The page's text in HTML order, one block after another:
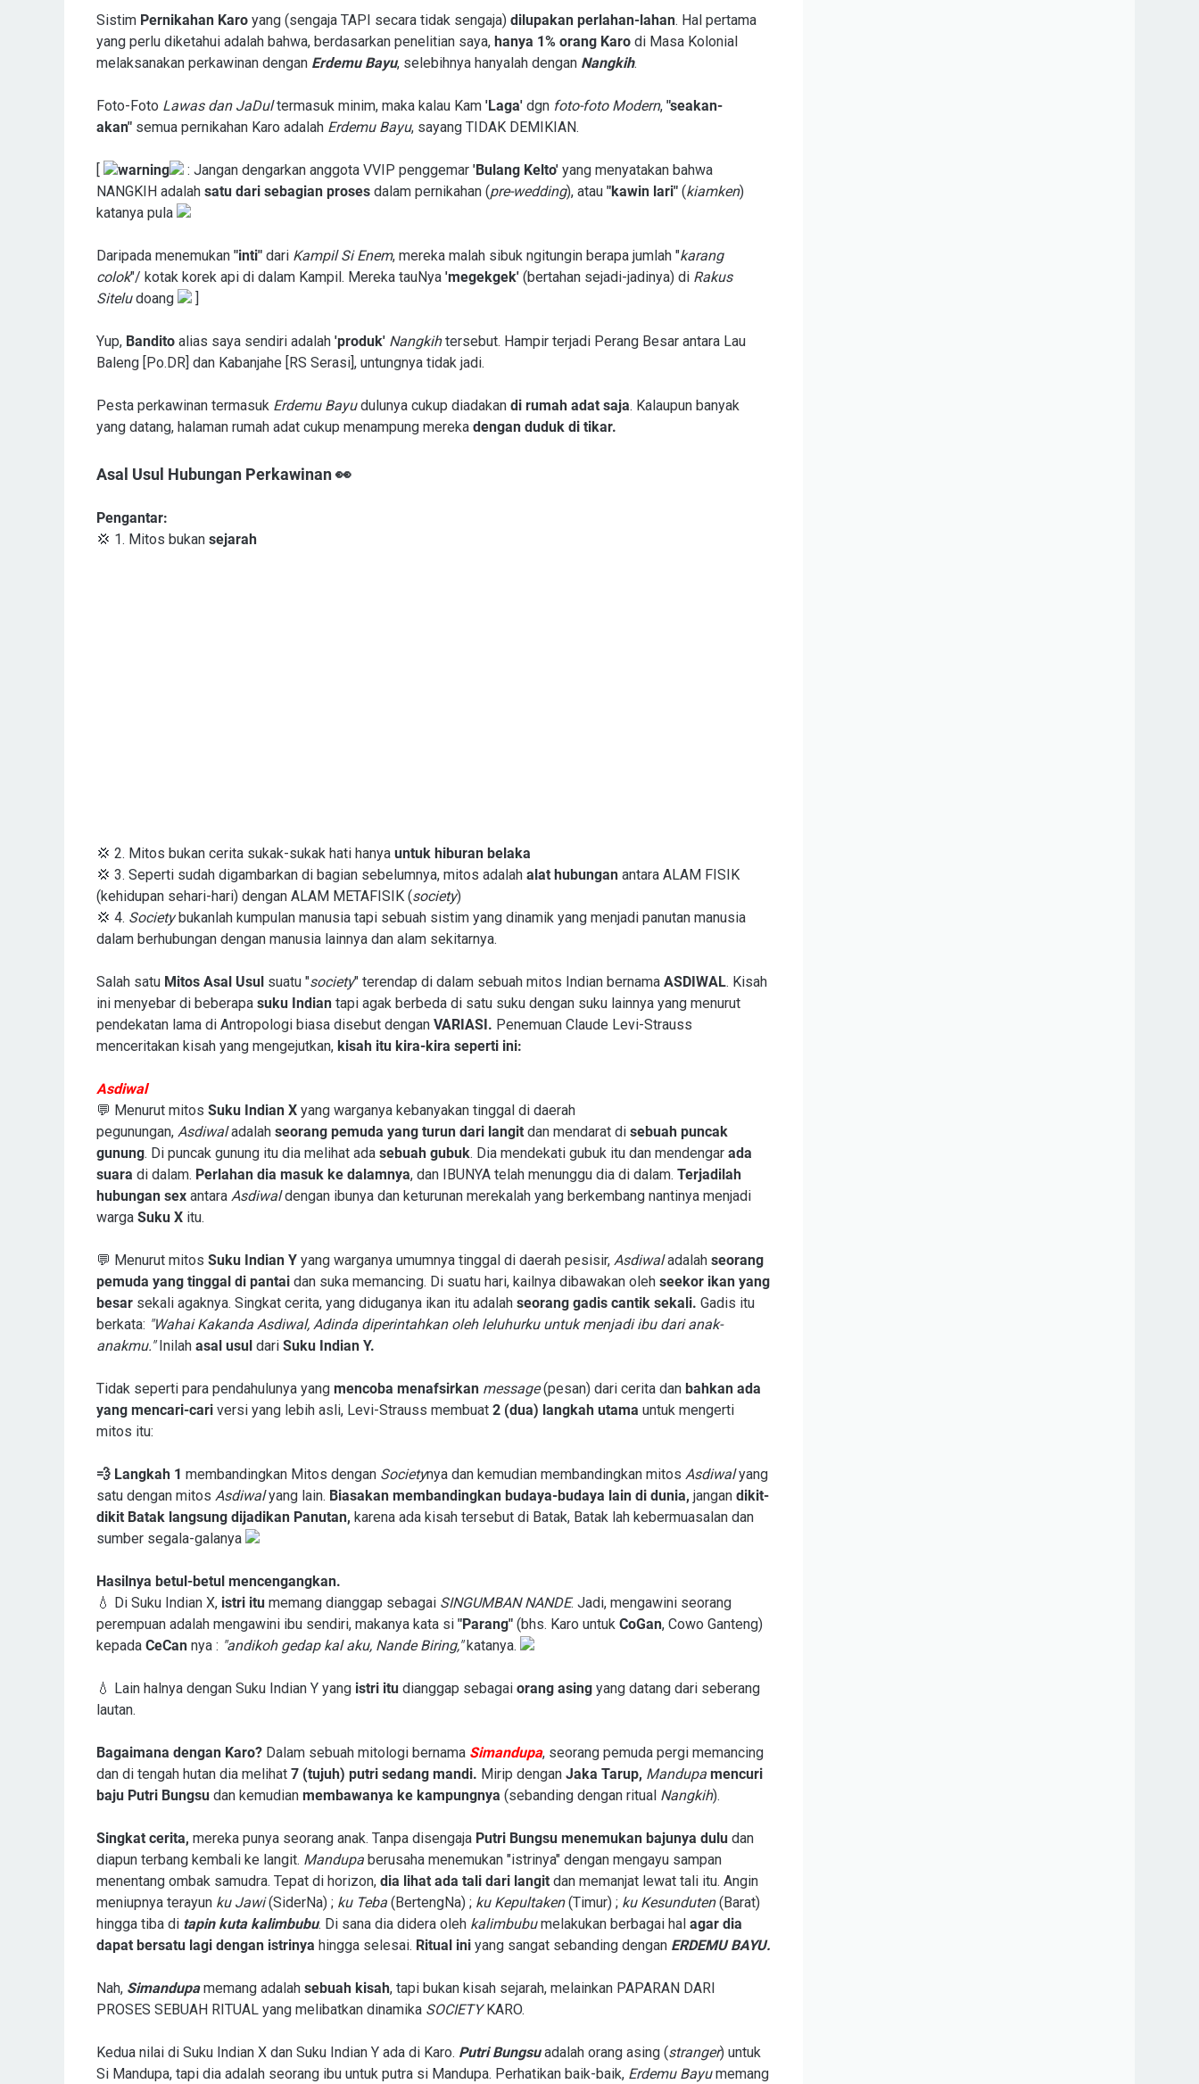
Sistim Pernikahan Karo yang (sengaja TAPI secara tidak sengaja) dilupakan perlahan-lahan. Hal pertama
yang perlu diketahui adalah bahwa, berdasarkan penelitian saya, hanya 1% orang Karo di Masa Kolonial
melaksanakan perkawinan dengan Erdemu Bayu, selebihnya hanyalah dengan Nangkih.
Foto-Foto Lawas dan JaDultermasuk minim, maka kalau Kam 'Laga' dgn foto-foto Modern, "seakan-
akan" semua pernikahan Karo adalah Erdemu Bayu, sayang TIDAK DEMIKIAN.
[ warning : Jangan dengarkan anggota VVIP penggemar 'Bulang Kelto' yang menyatakan bahwa
NANGKIH adalah satu dari sebagian proses dalam pernikahan (pre-wedding), atau "kawin lari" (kiamken)
katanya pula
Daripada menemukan "inti" dari Kampil Si Enem, mereka malah sibuk ngitungin berapa jumlah "karang
colok"/ kotak korek api di dalam Kampil. Mereka tauNya 'megekgek' (bertahan sejadi-jadinya) di Rakus
Siteludoang ]
Yup, Bandito alias saya sendiri adalah 'produk' Nangkihtersebut. Hampir terjadi Perang Besar antara Lau
Baleng [Po.DR] dan Kabanjahe [RS Serasi], untungnya tidak jadi.
Pesta perkawinan termasuk Erdemu Bayudulunya cukup diadakan di rumah adat saja. Kalaupun banyak
yang datang, halaman rumah adat cukup menampung mereka dengan duduk di tikar.
Asal Usul Hubungan Perkawinan 👀
Pengantar:
💢 1. Mitos bukan sejarah
💢 2. Mitos bukan cerita sukak-sukak hati hanya untuk hiburan belaka
💢 3. Seperti sudah digambarkan di bagian sebelumnya, mitos adalah alat hubungan antara ALAM FISIK
(kehidupan sehari-hari) dengan ALAM METAFISIK (society)
💢 4. Societybukanlah kumpulan manusia tapi sebuah sistim yang dinamik yang menjadi panutan manusia
dalam berhubungan dengan manusia lainnya dan alam sekitarnya.
Salah satu Mitos Asal Usul suatu "society" terendap di dalam sebuah mitos Indian bernama ASDIWAL. Kisah
ini menyebar di beberapa suku Indian tapi agak berbeda di satu suku dengan suku lainnya yang menurut
pendekatan lama di Antropologi biasa disebut dengan VARIASI. Penemuan Claude Levi-Strauss
menceritakan kisah yang mengejutkan, kisah itu kira-kira seperti ini:
Asdiwal
💬 Menurut mitos Suku Indian X yang warganya kebanyakan tinggal di daerah
pegunungan, Asdiwaladalah seorang pemuda yang turun dari langit dan mendarat di sebuah puncak
gunung. Di puncak gunung itu dia melihat ada sebuah gubuk. Dia mendekati gubuk itu dan mendengar ada
suara di dalam. Perlahan dia masuk ke dalamnya, dan IBUNYA telah menunggu dia di dalam. Terjadilah
hubungan sex antara Asdiwaldengan ibunya dan keturunan merekalah yang berkembang nantinya menjadi
warga Suku X itu.
💬 Menurut mitos Suku Indian Y yang warganya umumnya tinggal di daerah pesisir, Asdiwaladalah seorang
pemuda yang tinggal di pantai dan suka memancing. Di suatu hari, kailnya dibawakan oleh seekor ikan yang
besar sekali agaknya. Singkat cerita, yang diduganya ikan itu adalah seorang gadis cantik sekali. Gadis itu
berkata: "Wahai Kakanda Asdiwal, Adinda diperintahkan oleh leluhurku untuk menjadi ibu dari anak-
anakmu."Inilah asal usul dari Suku Indian Y.
Tidak seperti para pendahulunya yang mencoba menafsirkan message(pesan) dari cerita dan bahkan ada
yang mencari-cari versi yang lebih asli, Levi-Strauss membuat 2 (dua) langkah utama untuk mengerti
mitos itu:
💨 Langkah 1 membandingkan Mitos dengan Societynya dan kemudian membandingkan mitos Asdiwalyang
satu dengan mitos Asdiwalyang lain. Biasakan membandingkan budaya-budaya lain di dunia, jangan dikit-
dikit Batak langsung dijadikan Panutan, karena ada kisah tersebut di Batak, Batak lah kebermuasalan dan
sumber segala-galanya
Hasilnya betul-betul mencengangkan.
💧 Di Suku Indian X, istri itu memang dianggap sebagai SINGUMBAN NANDE. Jadi, mengawini seorang
perempuan adalah mengawini ibu sendiri, makanya kata si "Parang" (bhs. Karo untuk CoGan, Cowo Ganteng)
kepada CeCan nya : "andikoh gedap kal aku, Nande Biring,"katanya.
💧 Lain halnya dengan Suku Indian Y yang istri itu dianggap sebagai orang asing yang datang dari seberang
lautan.
Bagaimana dengan Karo? Dalam sebuah mitologi bernama Simandupa, seorang pemuda pergi memancing
dan di tengah hutan dia melihat 7 (tujuh) putri sedang mandi. Mirip dengan Jaka Tarup, Mandupa mencuri
baju Putri Bungsu dan kemudian membawanya ke kampungnya (sebanding dengan ritual Nangkih).
Singkat cerita, mereka punya seorang anak. Tanpa disengaja Putri Bungsu menemukan bajunya dulu dan
diapun terbang kembali ke langit. Mandupa berusaha menemukan "istrinya" dengan mengayu sampan
menentang ombak samudra. Tepat di horizon, dia lihat ada tali dari langit dan memanjat lewat tali itu. Angin
meniupnya terayun ku Jawi(SiderNa) ; ku Teba (BertengNa) ; ku Kepultaken(Timur) ; ku Kesunduten(Barat)
hingga tiba di tapin kuta kalimbubu. Di sana dia didera oleh kalimbubumelakukan berbagai hal agar dia
dapat bersatu lagi dengan istrinya hingga selesai. Ritual ini yang sangat sebanding dengan ERDEMU BAYU.
Nah, Simandupamemang adalah sebuah kisah, tapi bukan kisah sejarah, melainkan PAPARAN DARI
PROSES SEBUAH RITUAL yang melibatkan dinamika SOCIETYKARO.
Kedua nilai di Suku Indian X dan Suku Indian Y ada di Karo. Putri Bungsu adalah orang asing (stranger) untuk
Si Mandupa, tapi dia adalah seorang ibu untuk putra si Mandupa. Perhatikan baik-baik, Erdemu Bayumemang